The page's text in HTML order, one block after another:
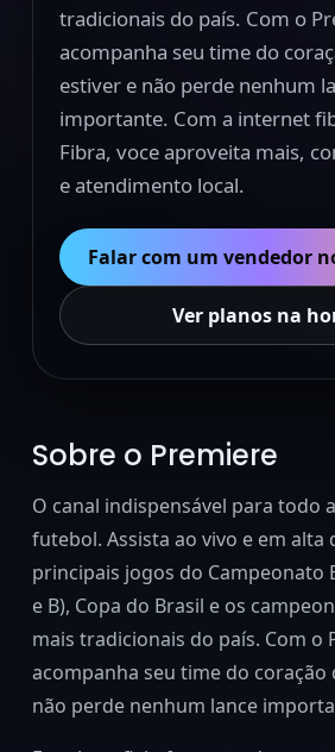
tradicionais do país. Com o
acompanha seu time do
estiver e não perde nenhum
importante. Com a internet
Fibra, voce aproveita mais,
e atendimento local.
Falar com um vendedor
Ver planos na
Sobre o Premiere
O canal indispensável para todo
futebol. Assista ao vivo e em alta
principais jogos do Campeonato
e B), Copa do Brasil e os
mais tradicionais do país. Com o
acompanha seu time do coração
não perde nenhum lance